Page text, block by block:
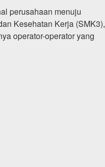
perusahaan menuju
Kesehatan Kerja (SMK3),
operator-operator yang